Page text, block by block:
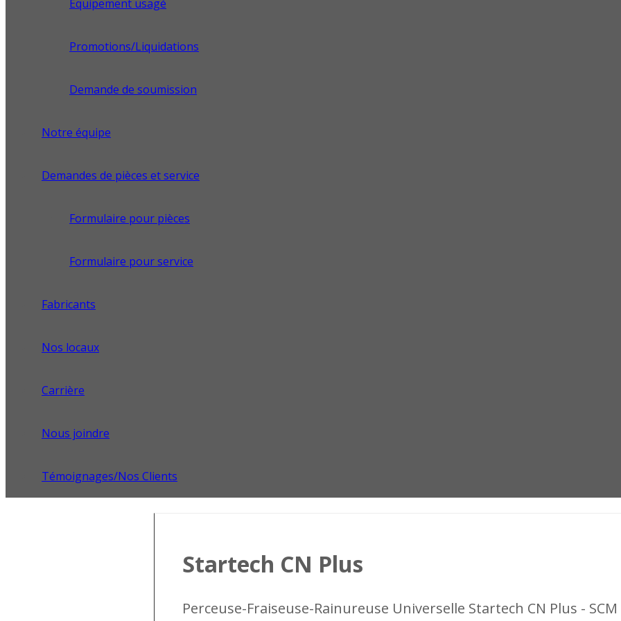
Équipement usagé
Promotions/Liquidations
Demande de soumission
Notre équipe
Demandes de pièces et service
Formulaire pour pièces
Formulaire pour service
Fabricants
Nos locaux
Carrière
Nous joindre
Témoignages/Nos Clients
Startech CN Plus
Perceuse-Fraiseuse-Rainureuse Universelle Startech CN Plus -